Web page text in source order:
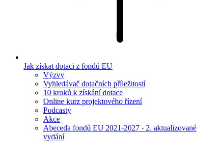
Jak získat dotaci z fondů EU
Výzvy
Vyhledávač dotačních příležitostí
10 kroků k získání dotace
Online kurz projektového řízení
Podcasty
Akce
Abeceda fondů EU 2021-2027 - 2. aktualizované
vydání